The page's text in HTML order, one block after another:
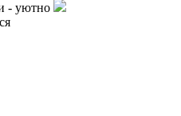
- уютно